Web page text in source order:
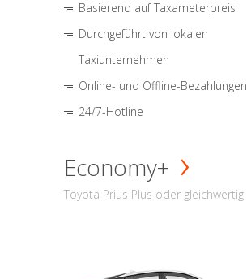
Basierend auf Taxameterpreis
Durchgeführt von lokalen
Taxiunternehmen
Online- und Offline-Bezahlungen
24/7-Hotline
Economy+
Toyota Prius Plus oder gleichwertig